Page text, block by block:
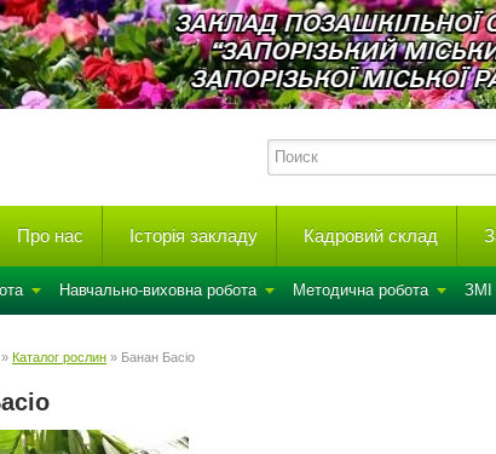
Про нас Історія закладу Кадровий склад
Навчально-виховна робота Методична робота ЗМІ
» Каталог рослин » Банан Басіо